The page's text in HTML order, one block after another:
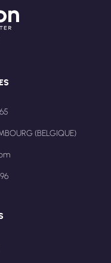
(BELGIQUE)